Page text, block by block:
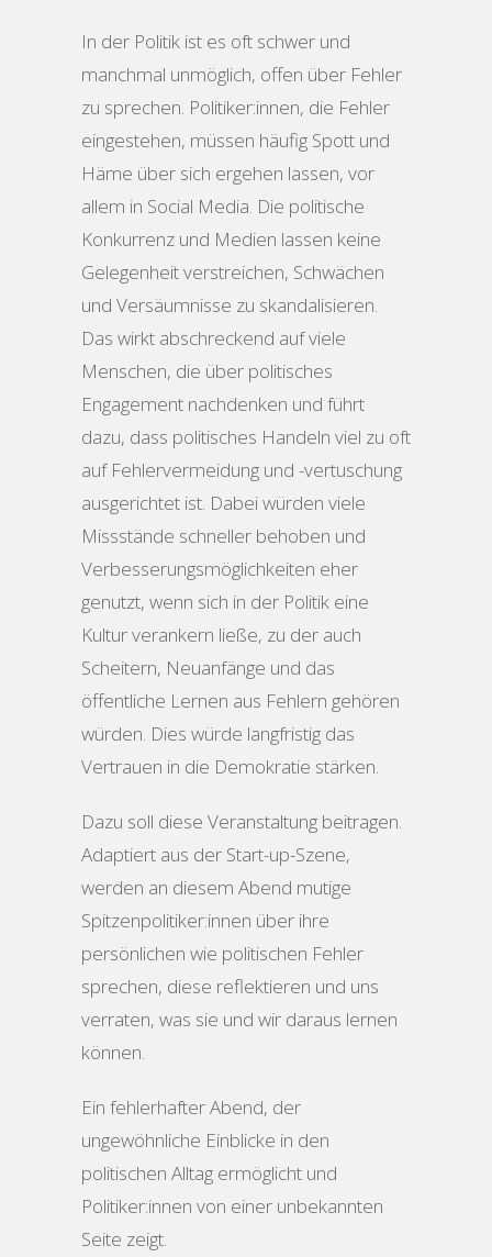
In der Politik ist es oft schwer und
manchmal unmöglich, offen über Fehler
zu sprechen. Politiker:innen, die Fehler
eingestehen, müssen häufig Spott und
Häme über sich ergehen lassen, vor
allem in Social Media. Die politische
Konkurrenz und Medien lassen keine
Gelegenheit verstreichen, Schwächen
und Versäumnisse zu skandalisieren.
Das wirkt abschreckend auf viele
Menschen, die über politisches
Engagement nachdenken und führt
dazu, dass politisches Handeln viel zu oft
auf Fehlervermeidung und -vertuschung
ausgerichtet ist. Dabei würden viele
Missstände schneller behoben und
Verbesserungsmöglichkeiten eher
genutzt, wenn sich in der Politik eine
Kultur verankern ließe, zu der auch
Scheitern, Neuanfänge und das
öffentliche Lernen aus Fehlern gehören
würden. Dies würde langfristig das
Vertrauen in die Demokratie stärken.
Dazu soll diese Veranstaltung beitragen.
Adaptiert aus der Start-up-Szene,
werden an diesem Abend mutige
Spitzenpolitiker:innen über ihre
persönlichen wie politischen Fehler
sprechen, diese reflektieren und uns
verraten, was sie und wir daraus lernen
können.
Ein fehlerhafter Abend, der
ungewöhnliche Einblicke in den
politischen Alltag ermöglicht und
Politiker:innen von einer unbekannten
Seite zeigt.